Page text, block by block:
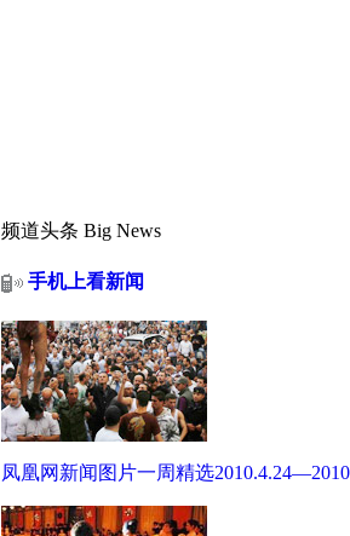
频道头条 Big News
手机上看新闻
凤凰网新闻图片一周精选